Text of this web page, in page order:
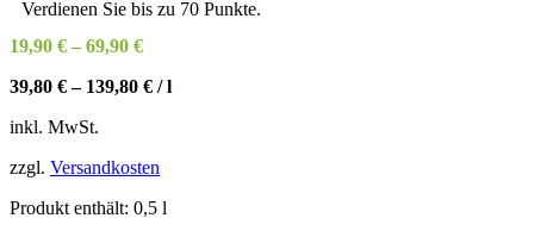
der
Verdienen Sie bis zu 70 Punkte.
19,90 € – 69,90 €
39,80 €– 139,80 € /l
inkl. MwSt.
zzgl. Versandkosten
Produkt enthält: 0,5 l